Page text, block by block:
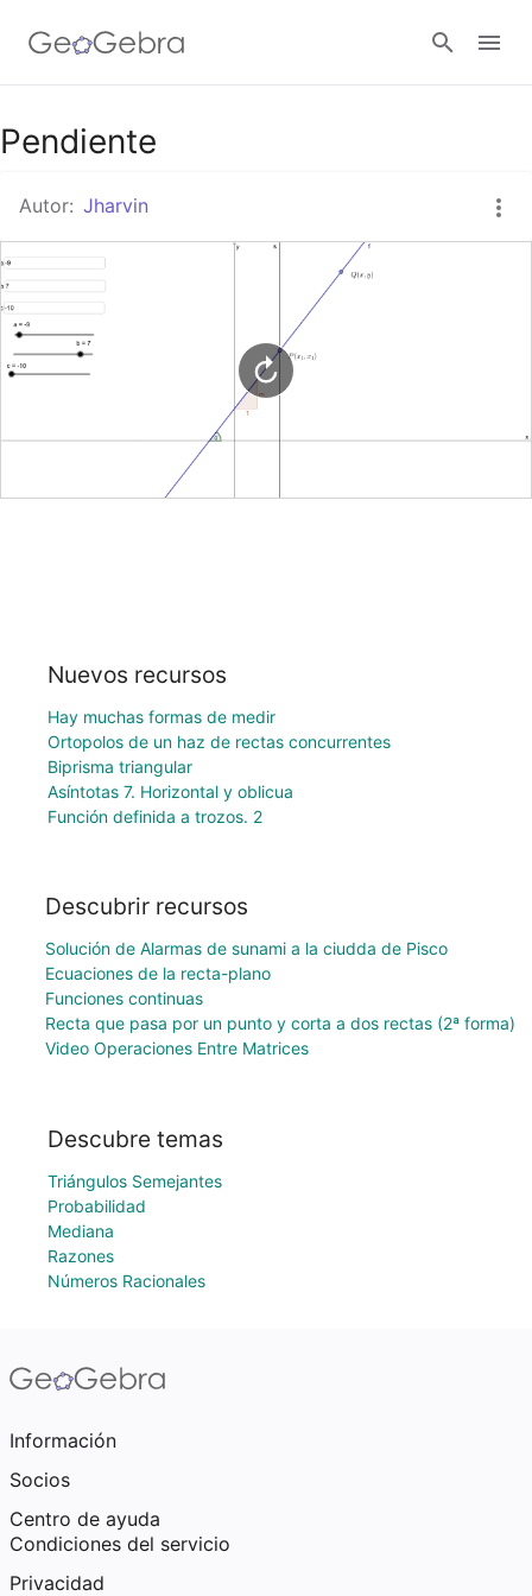
Google Classroom
GeoGebra Classroom
Abrir sesión
Pendiente
Autor: Jharvin
Nuevos recursos
Hay muchas formas de medir
Ortopolos de un haz de rectas concurrentes
Biprisma triangular
Asíntotas 7. Horizontal y oblicua
Función definida a trozos. 2
Descubrir recursos
Solución de Alarmas de sunami a la ciudda de Pisco
Ecuaciones de la recta-plano
Funciones continuas
Recta que pasa por un punto y corta a dos rectas (2ª forma)
Video Operaciones Entre Matrices
Descubre temas
Triángulos Semejantes
Probabilidad
Mediana
Razones
Números Racionales
Información
Socios
Centro de ayuda
Condiciones del servicio
Privacidad